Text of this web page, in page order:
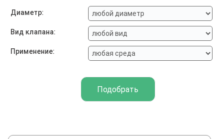
Диаметр:
Вид клапана:
Применение: